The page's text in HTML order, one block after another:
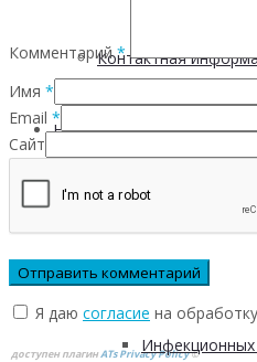
Контактная
Населению
ПО ВОПРОСАМ
Профилактика
Комментарий*
Имя *
Email *
Сайт
Я даю согласие на
доступен плагинATs Privacy Policy©